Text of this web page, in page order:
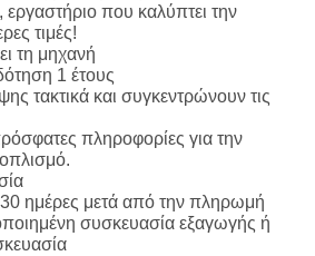
που καλύπτει την
τιμές!
τη μηχανή
1 έτους
τακτικά και συγκεντρώνουν τις
πληροφορίες για την
ημέρες μετά από την πληρωμή
συσκευασία εξαγωγής ή